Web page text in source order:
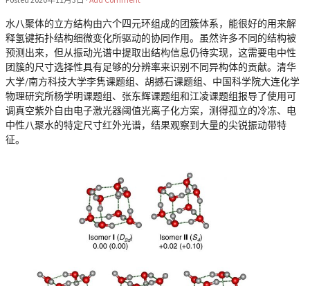
水八聚体的立方结构由六个四元环组成的团簇体系，能很好的用来解
释氢键拓扑结构细微变化所驱动的协同作用。虽然许多不同的结构被
预测出来，但从振动光谱中提取出结构信息仍待实现，这需要电中性
团簇的尺寸选择性具有足够的分辨率来识别不同异构体的贡献。清华
大学/南方科技大学李隽课题组、胡撼石课题组、中国科学院大连化学
物理研究所杨学明课题组、张东辉课题组和江凌课题组报导了使用可
调真空紫外自由电子激光器阈值光离子化方案，测得孤立的冷冻、电
中性八聚水的特定尺寸红外光谱，结果观察到大量的尖锐振动带特
征。